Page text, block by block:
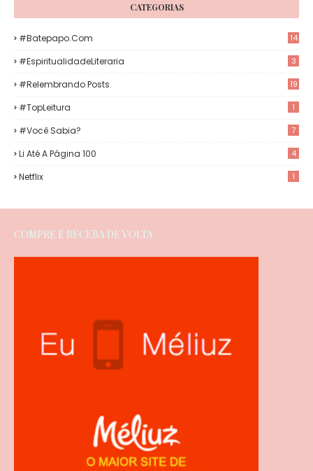
CATEGORIAS
#Batepapo.com 14
#EspiritualidadeLiteraria 3
#Relembrando Posts 19
#TopLeitura 1
#Você Sabia? 7
Li Até A Página 100 4
Netflix 1
COMPRE E RECEBA DE VOLTA